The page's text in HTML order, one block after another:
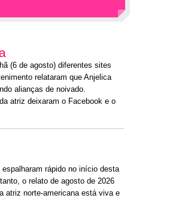
(6 de agosto) diferentes sites
relataram que Anjelica
alianças de noivado.
atriz deixaram o Facebook e o
rápido no início desta
o relato de agosto de 2026
atriz norte-americana está viva e